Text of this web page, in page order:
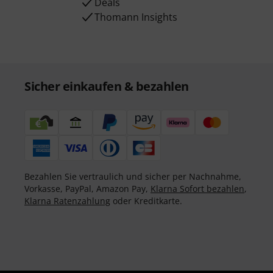
Thomann Insights
Sicher einkaufen & bezahlen
Bezahlen Sie vertraulich und sicher per Nachnahme,
Vorkasse, PayPal, Amazon Pay, Klarna Sofort bezahlen,
Klarna Ratenzahlung oder Kreditkarte.